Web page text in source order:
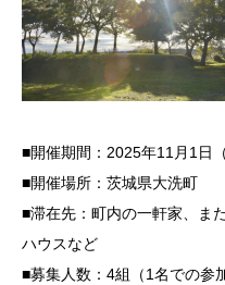
■開催期間：2025年11月1日
■開催場所：茨城県大洗町
■滞在先：町内の一軒家、ま
ハウスなど
■募集人数：4組（1名での参